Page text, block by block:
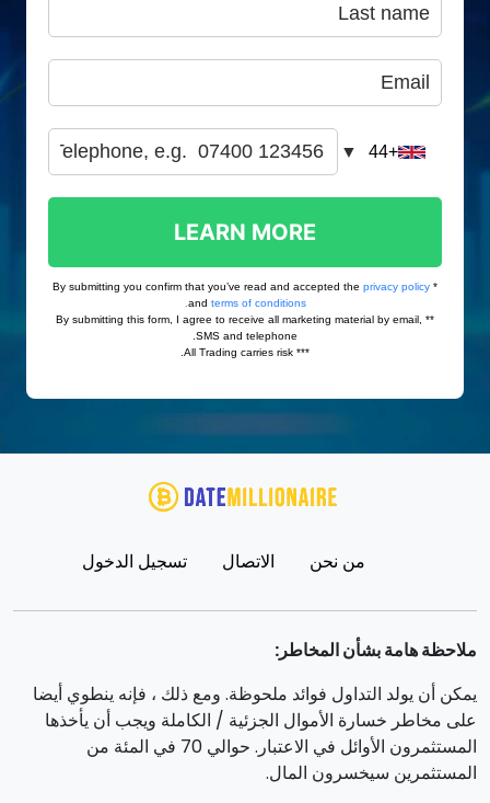
من نحن الاتصال تسجيل الدخول
ملاحظة هامة بشأن المخاطر:
يمكن أن يولد التداول فوائد ملحوظة. ومع ذلك ، فإنه ينطوي أيضا
على مخاطر خسارة الأموال الجزئية / الكاملة ويجب أن يأخذها
المستثمرون الأوائل في الاعتبار. حوالي 70 في المئة من
المستثمرين سيخسرون المال.